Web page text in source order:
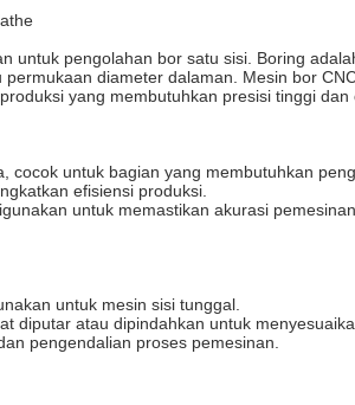
untuk pengolahan bor satu sisi. Boring
diameter dalaman. Mesin bor
yang membutuhkan presisi tinggi dan
untuk bagian yang membutuhkan
efisiensi produksi.
untuk memastikan akurasi pemesinan.
untuk mesin sisi tunggal.
diputar atau dipindahkan untuk
pengendalian proses pemesinan.